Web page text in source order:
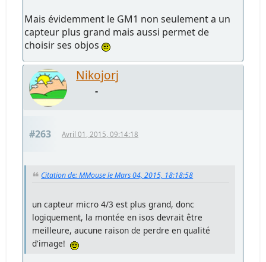
Mais évidemment le GM1 non seulement a un
capteur plus grand mais aussi permet de
choisir ses objos
Nikojorj
-
#263 Avril 01, 2015, 09:14:18
Citation de: MMouse le Mars 04, 2015, 18:18:58
un capteur micro 4/3 est plus grand, donc
logiquement, la montée en isos devrait être
meilleure, aucune raison de perdre en qualité
d'image!